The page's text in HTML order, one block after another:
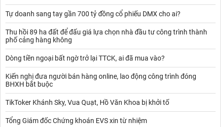
Tự doanh sang tay gần 700 tỷ đồng cổ phiếu DMX cho ai?
Thu hồi 89 ha đất để đấu giá lựa chọn nhà đầu tư công trình thành
phố cảng hàng không
Dòng tiền ngoại bất ngờ trở lại TTCK, ai đã mua vào?
Kiến nghị đưa người bán hàng online, lao động công trình đóng
BHXH bắt buộc
TikToker Khánh Sky, Vua Quạt, Hồ Văn Khoa bị khởi tố
Tổng Giám đốc Chứng khoán EVS xin từ nhiệm